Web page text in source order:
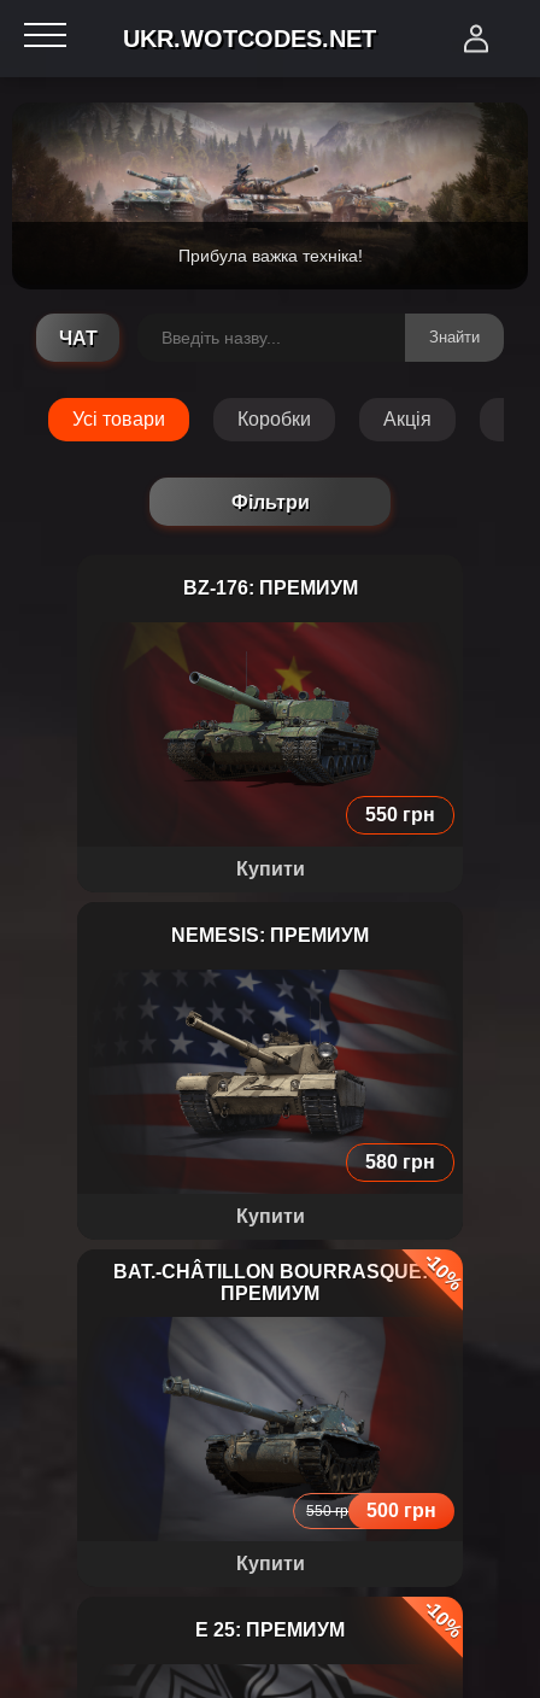
UKR.WOTCODES.NET
Прибула важка техніка!
ЧАТ Знайти
Усі товари Коробки Акція
Фільтри
BZ-176: ПРЕМИУМ
550 грн
Купити
NEMESIS: ПРЕМИУМ
Nemesis
580 грн
Купити
BAT.-CHÂTILLON BOURRASQUE:
ПРЕМИУМ
-10%
BAT.-CHÂTILLON BOURRASQUE
500 грн
550 грн
Купити
E 25: ПРЕМИУМ -10%
E 25